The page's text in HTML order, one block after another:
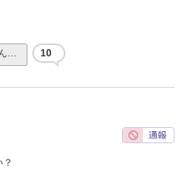
… 10